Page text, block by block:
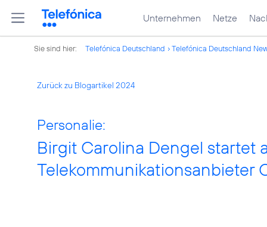
Unternehmen Netze
Sie sind hier: Telefónica Deutschland Telefónica Deutschland
Zurück zu Blogartikel 2024
Personalie:
Birgit Carolina Dengel startet
Telekommunikationsanbieter